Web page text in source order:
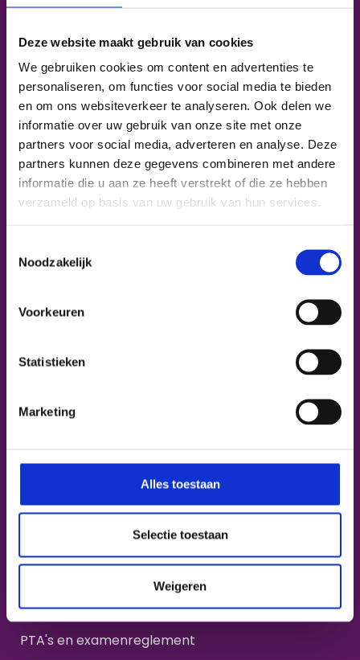
Deze website maakt gebruik van cookies
We gebruiken cookies om content en advertenties te
personaliseren, om functies voor social media te bieden
en om ons websiteverkeer te analyseren. Ook delen we
informatie over uw gebruik van onze site met onze
partners voor social media, adverteren en analyse. Deze
partners kunnen deze gegevens combineren met andere
informatie die u aan ze heeft verstrekt of die ze hebben
verzameld op basis van uw gebruik van hun services.
Noodzakelijk
Voorkeuren
Statistieken
Marketing
Alles toestaan
Selectie toestaan
Weigeren
Over HLZ
Bétapartner
Reanimatie onderwijs
Havo
Vwo
Internationalisering
Informatie voor:
Groep 7/8
Praktisch
Agenda
Overgangsnormeringen OB
Protocol schorsen en verwijderen
PTA's en examenreglement